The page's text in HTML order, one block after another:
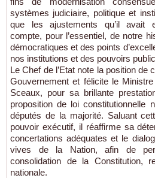
systèmes judiciaire, politique et
que les ajustements qu’il avait
compte, pour l’essentiel, de notre
démocratiques et des points
nos institutions et des pouvoirs
Le Chef de l’Etat note la position de
Gouvernement et félicite le
Sceaux, pour sa brillante
proposition de loi constitutionnelle
députés de la majorité. Saluant
pouvoir exécutif, il réaffirme sa
concertations adéquates et le
vives de la Nation, afin de
consolidation de la Constitution,
nationale.